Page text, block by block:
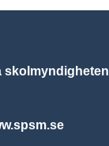
skolmyndigheten